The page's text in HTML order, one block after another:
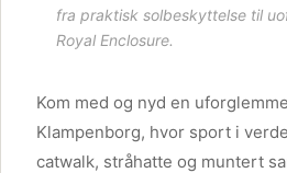
fra praktisk solbeskyttelse til
Royal Enclosure.
Kom med og nyd en
Klampenborg, hvor sport i
catwalk, stråhatte og muntert